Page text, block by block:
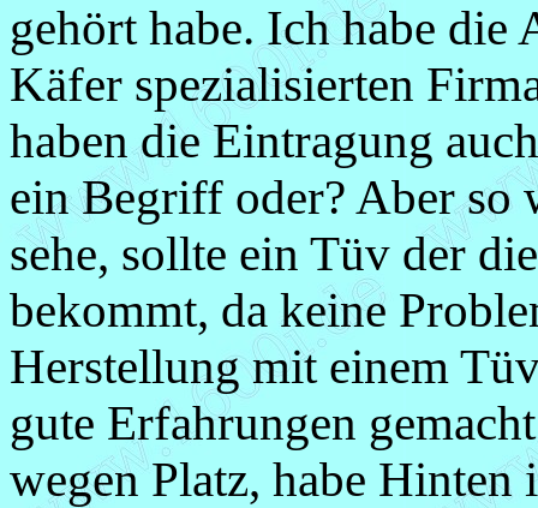
gehört habe. Ich habe die
Käfer spezialisierten
haben die Eintragung
ein Begriff oder? Aber so
sehe, sollte ein Tüv der
bekommt, da keine
Herstellung mit einem
gute Erfahrungen
wegen Platz, habe